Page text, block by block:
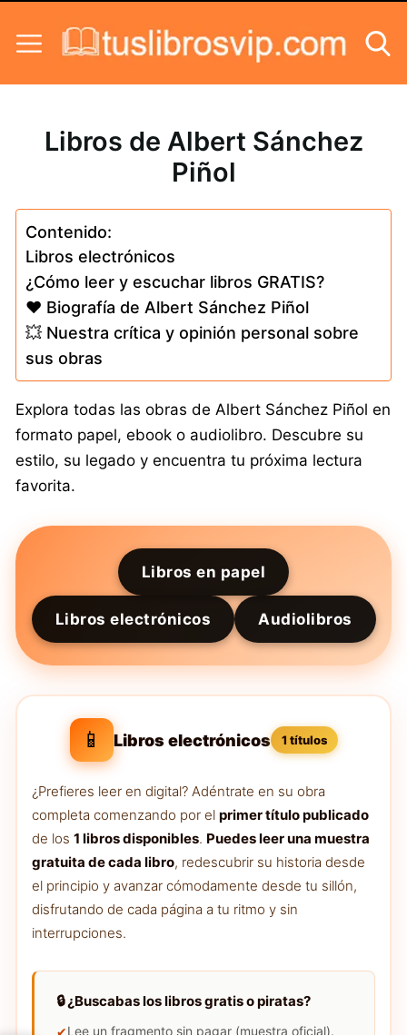
Libros de Albert Sánchez
Piñol
Contenido:
Libros electrónicos
¿Cómo leer y escuchar libros GRATIS?
❤️ Biografía de Albert Sánchez Piñol
💥 Nuestra crítica y opinión personal sobre
sus obras
Explora todas las obras de Albert Sánchez Piñol en
formato papel, ebook o audiolibro. Descubre su
estilo, su legado y encuentra tu próxima lectura
favorita.
Libros en papel
Libros electrónicos Audiolibros
📱 Libros electrónicos 1 títulos
¿Prefieres leer en digital? Adéntrate en su obra
completa comenzando por el primer título publicado
de los 1 libros disponibles. Puedes leer una muestra
gratuita de cada libro, redescubrir su historia desde
el principio y avanzar cómodamente desde tu sillón,
disfrutando de cada página a tu ritmo y sin
interrupciones.
🔒 ¿Buscabas los libros gratis o piratas?
Lee un fragmento sin pagar (muestra oficial).